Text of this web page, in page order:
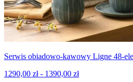
Serwis obiadowo-kawowy Ligne 48-
1290,00 zł - 1390,00 zł